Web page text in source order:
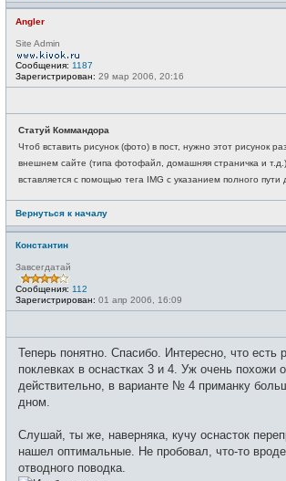
Angler
Site Admin
Сообщения: 1187
Зарегистрирован: 29 мар 2006, 20:16
Статуй Коммандора
Чтоб вставить рисунок (фото) в пост, нужно этот рисунок
внешнем сайте (типа фотофайл, домашняя страничка и
вставляется с помощью тега IMG с указанием полного пути
Вернуться к началу
Константин
Завсегдатай
Сообщения: 112
Зарегистрирован: 01 апр 2006, 16:09
Теперь понятно. Спасибо. Интересно, что есть
поклевках в оснастках 3 и 4. Уж очень похожи
действительно, в варианте № 4 приманку
дном.
Слушай, ты же, наверняка, кучу оснасток
нашел оптимальные. Не пробовал, что-то вроде
отводного поводка.